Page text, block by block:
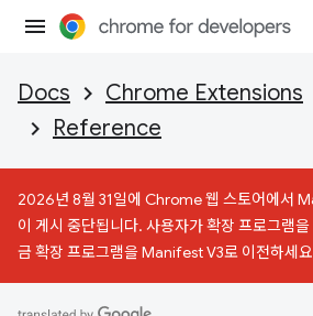
Docs Chrome Extensions
Reference
2026년 8월 31일에 Chrome 웹 스토어에서
이 게시 중단됩니다. 사용자가 확장 프로그램
금 확장 프로그램을 Manifest V3로 이전하세